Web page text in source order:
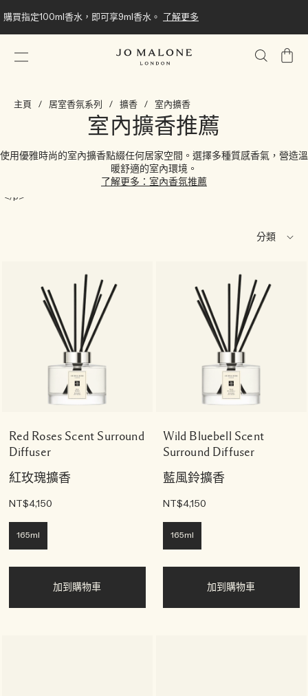
購買指定100ml香水，即可享9ml香水。 了解更多
我
主頁 居室香氛系列 擴香 室內擴香
室內擴香推薦
使用優雅時尚的室內擴香點綴任何居家空間。選擇多種質感香氣，營造溫
暖舒適的室內環境。
了解更多：室內香氛推薦
<h1>室內擴香推薦</h1><br><p>使用優雅時尚的室內擴香點綴任何居家空間。
</p>
Red Roses Scent Surround
Diffuser
紅玫瑰擴香
NT$4,150
165ml
加到購物車
Wild Bluebell Scent
Surround Diffuser
藍風鈴擴香
NT$4,150
165ml
加到購物車